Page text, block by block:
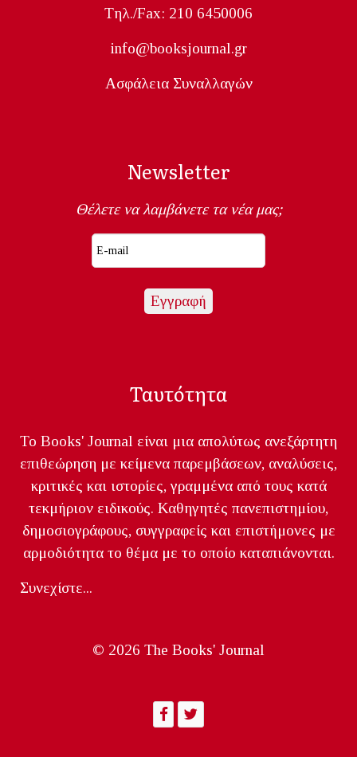
Tηλ./Fax: 210 6450006
info@booksjournal.gr
Ασφάλεια Συναλλαγών
Newsletter
Θέλετε να λαμβάνετε τα νέα μας;
Ταυτότητα
Το Books' Journal είναι μια απολύτως ανεξάρτητη
επιθεώρηση με κείμενα παρεμβάσεων, αναλύσεις,
κριτικές και ιστορίες, γραμμένα από τους κατά
τεκμήριον ειδικούς. Καθηγητές πανεπιστημίου,
δημοσιογράφους, συγγραφείς και επιστήμονες με
αρμοδιότητα το θέμα με το οποίο καταπιάνονται.
Συνεχίστε...
© 2026 The Books' Journal